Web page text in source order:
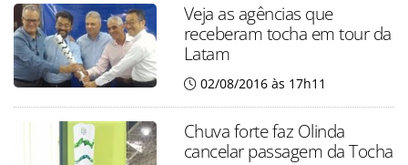
Veja as agências que
receberam tocha em tour da
Latam
02/08/2016 às 17h11
Chuva forte faz Olinda
cancelar passagem da Tocha